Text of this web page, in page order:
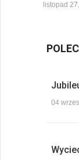
listopad
04